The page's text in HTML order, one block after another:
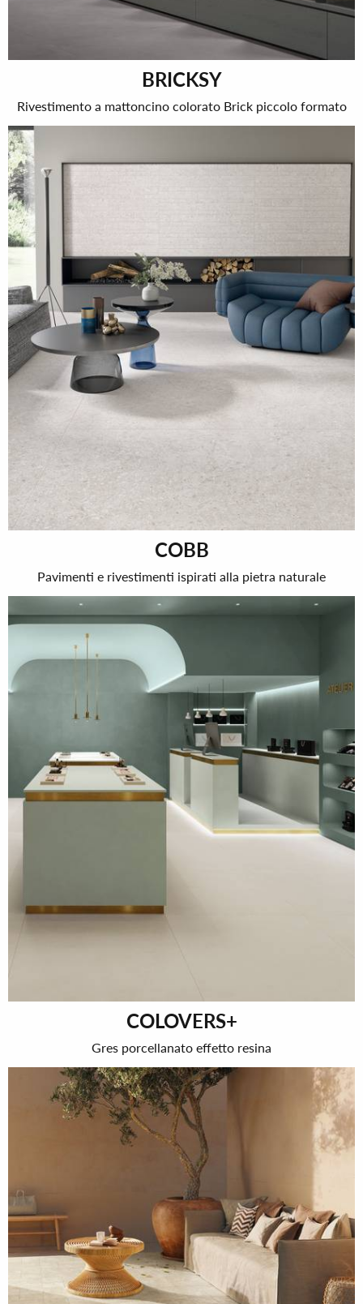
BRICKSY
Rivestimento a mattoncino colorato Brick piccolo formato
COBB
Pavimenti e rivestimenti ispirati alla pietra naturale
COLOVERS+
Gres porcellanato effetto resina